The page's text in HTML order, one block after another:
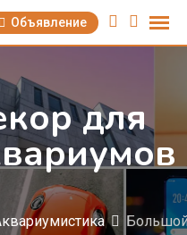
Объявление
для